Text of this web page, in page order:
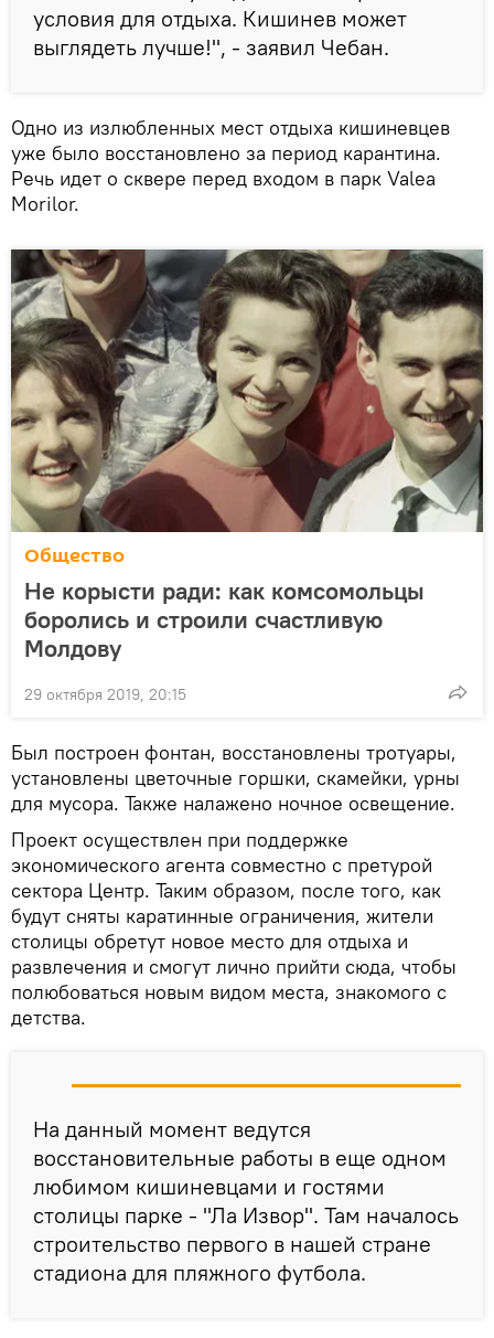
условия для отдыха. Кишинев может
выглядеть лучше!", - заявил Чебан.
Одно из излюбленных мест отдыха кишиневцев
уже было восстановлено за период карантина.
Речь идет о сквере перед входом в парк Valea
Morilor.
Общество
Не корысти ради: как комсомольцы
боролись и строили счастливую
Молдову
29 октября 2019, 20:15
Был построен фонтан, восстановлены тротуары,
установлены цветочные горшки, скамейки, урны
для мусора. Также налажено ночное освещение.
Проект осуществлен при поддержке
экономического агента совместно с претурой
сектора Центр. Таким образом, после того, как
будут сняты каратинные ограничения, жители
столицы обретут новое место для отдыха и
развлечения и смогут лично прийти сюда, чтобы
полюбоваться новым видом места, знакомого с
детства.
На данный момент ведутся
восстановительные работы в еще одном
любимом кишиневцами и гостями
столицы парке - "Ла Извор". Там началось
строительство первого в нашей стране
стадиона для пляжного футбола.